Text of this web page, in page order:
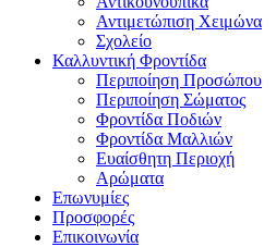
Αντιμετώπιση Χειμώνα
Σχολείο
Καλλυντική Φροντίδα
Περιποίηση Προσώπου
Περιποίηση Σώματος
Φροντίδα Ποδιών
Φροντίδα Μαλλιών
Ευαίσθητη Περιοχή
Αρώματα
Επωνυμίες
Προσφορές
Επικοινωνία